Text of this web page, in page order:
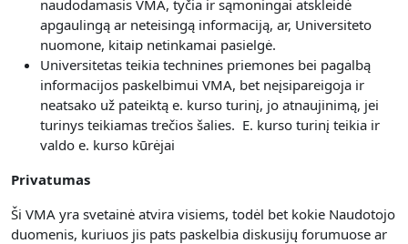
naudodamasis VMA, tyčia ir sąmoningai atskleidė
apgaulingą ar neteisingą informaciją, ar, Universiteto
nuomone, kitaip netinkamai pasielgė.
Universitetas teikia technines priemones bei pagalbą
informacijos paskelbimui VMA, bet neįsipareigoja ir
neatsako už pateiktą e. kurso turinį, jo atnaujinimą, jei
turinys teikiamas trečios šalies. E. kurso turinį teikia ir
valdo e. kurso kūrėjai
Privatumas
Ši VMA yra svetainė atvira visiems, todėl bet kokie Naudotojo
duomenis, kuriuos jis pats paskelbia diskusijų forumuose ar